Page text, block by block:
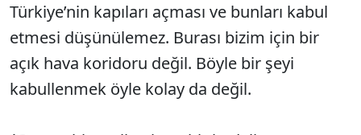
Türkiye’nin kapıları açması ve bunları kabul
etmesi düşünülemez. Burası bizim için bir
açık hava koridoru değil. Böyle bir şeyi
kabullenmek öyle kolay da değil.